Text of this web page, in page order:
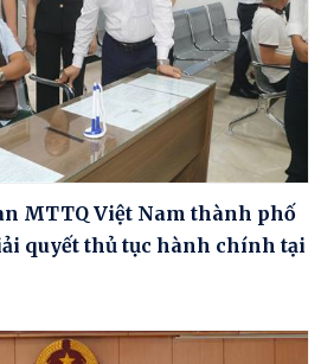
MTTQ Việt Nam thành phố
quyết thủ tục hành chính tại